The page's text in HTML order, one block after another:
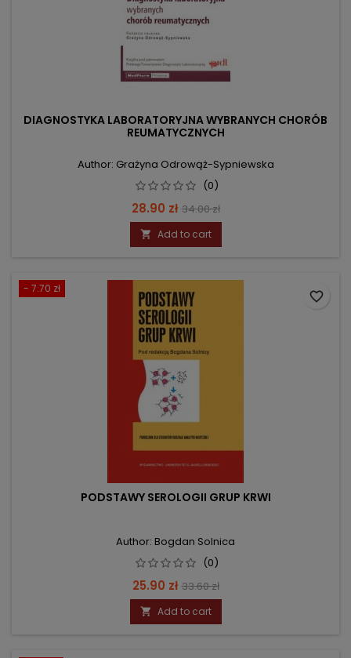
DIAGNOSTYKA LABORATORYJNA WYBRANYCH CHORÓB
REUMATYCZNYCH
Author: Grażyna Odrowąż-Sypniewska
(0)
Price
28.90 zł Regular
price
34.00 zł
 Add to cart
- 7.70 zł
PODSTAWY SEROLOGII GRUP KRWI
Author: Bogdan Solnica
(0)
Price
25.90 zł Regular
price
33.60 zł
 Add to cart
favorite_border